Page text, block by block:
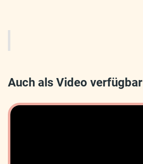
Auch als Video verfügbar